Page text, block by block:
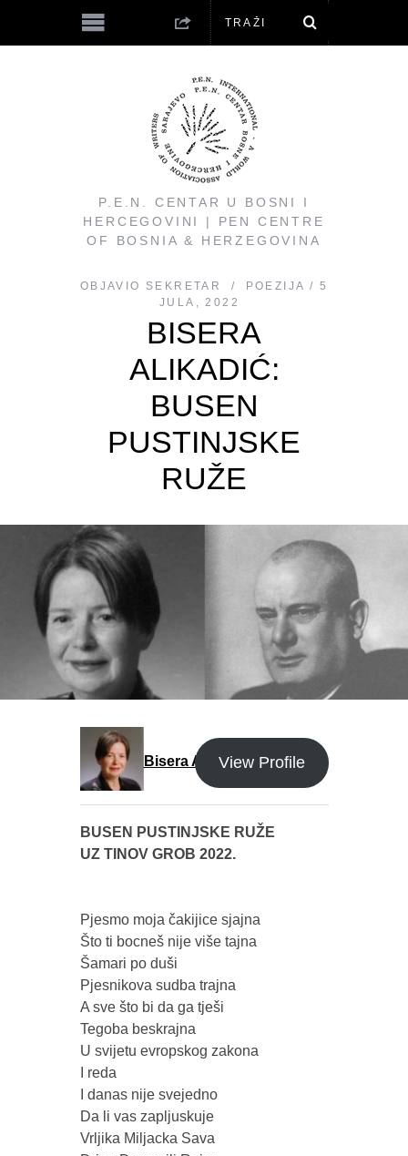
P.E.N. CENTAR U BOSNI I
HERCEGOVINI | PEN CENTRE
OF BOSNIA & HERZEGOVINA
OBJAVIO SEKRETAR POEZIJA
5
JULA, 2022
BISERA
ALIKADIĆ:
BUSEN
PUSTINJSKE
RUŽE
Bisera AlikadićView Profile
BUSEN PUSTINJSKE RUŽE
UZ TINOV GROB 2022.
Pjesmo moja čakijice sjajna
Što ti bocneš nije više tajna
Šamari po duši
Pjesnikova sudba trajna
A sve što bi da ga tješi
Tegoba beskrajna
U svijetu evropskog zakona
I reda
I danas nije svejedno
Da li vas zapljuskuje
Vrljika Miljacka Sava